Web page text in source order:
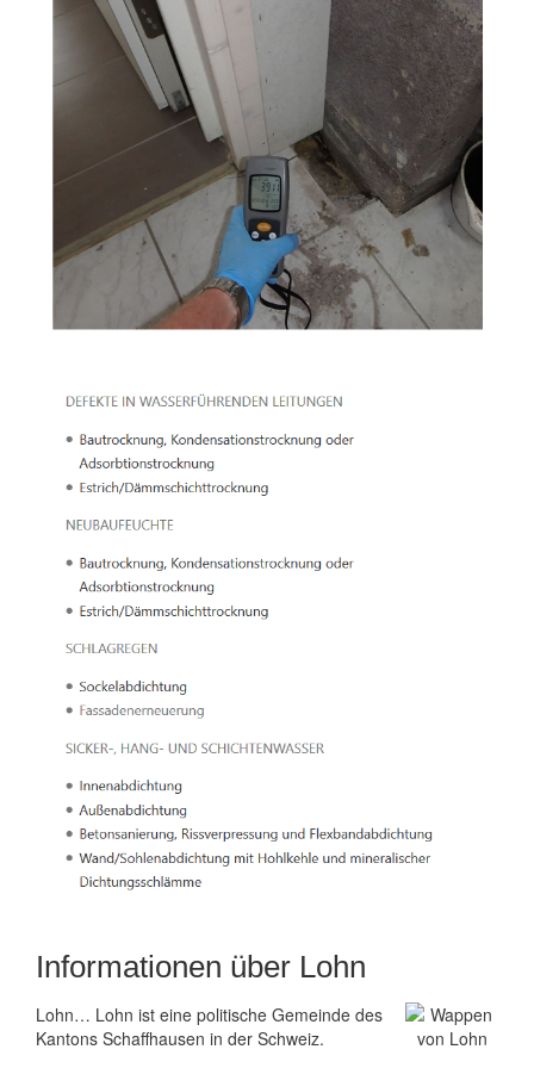
Informationen über Lohn
Lohn… Lohn ist eine politische Gemeinde des
Kantons Schaffhausen in der Schweiz.